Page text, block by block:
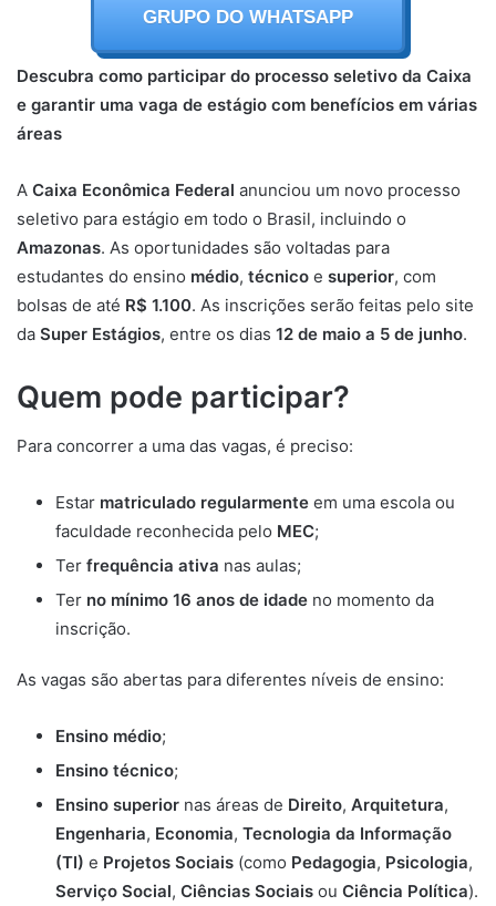
GRUPO DO WHATSAPP
Descubra como participar do processo seletivo da Caixa
e garantir uma vaga de estágio com benefícios em várias
áreas
A Caixa Econômica Federal anunciou um novo processo
seletivo para estágio em todo o Brasil, incluindo o
Amazonas. As oportunidades são voltadas para
estudantes do ensino médio, técnico e superior, com
bolsas de até R$ 1.100. As inscrições serão feitas pelo site
da Super Estágios, entre os dias 12 de maio a 5 de junho.
Quem pode participar?
Para concorrer a uma das vagas, é preciso:
Estar matriculado regularmente em uma escola ou
faculdade reconhecida pelo MEC;
Ter frequência ativa nas aulas;
Ter no mínimo 16 anos de idade no momento da
inscrição.
As vagas são abertas para diferentes níveis de ensino:
Ensino médio;
Ensino técnico;
Ensino superior nas áreas de Direito, Arquitetura,
Engenharia, Economia, Tecnologia da Informação
(TI) e Projetos Sociais (como Pedagogia, Psicologia,
Serviço Social, Ciências Sociais ou Ciência Política).